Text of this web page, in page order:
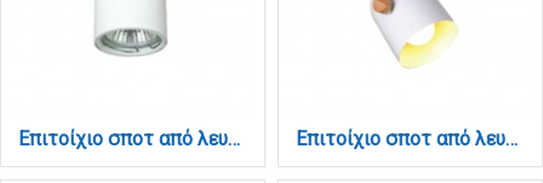
Επιτοίχιο σποτ από λευκό μέταλλο 1XGU10 D:10cm (4505-WH-ΟΡΟΦΗΣ) Επιτοίχιο σποτ από λευκό μέταλλο και ξύλο 1XE27 D:22cm (6133-1-WH)